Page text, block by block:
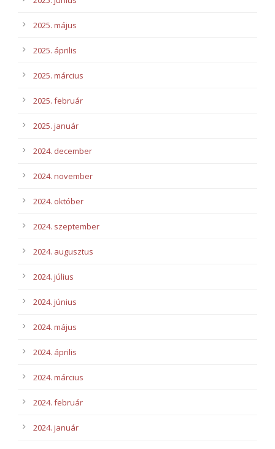
2025. május
2025. április
2025. március
2025. február
2025. január
2024. december
2024. november
2024. október
2024. szeptember
2024. augusztus
2024. július
2024. június
2024. május
2024. április
2024. március
2024. február
2024. január